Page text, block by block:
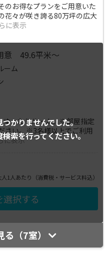
のお得なプランをご用意いた
花々が咲き誇る80万坪の広大
に表示
つかりませんでした。
検索を行ってください。
意 49.6平米～
ーム
ゆったりルーム。※部屋指定
さい。※3名様以上でご利用
に表示
1人あたり （消費税・サービス料込）
（7室）